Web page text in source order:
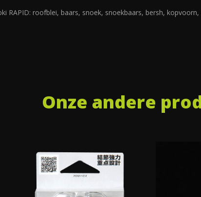
RAPID: roofblei, baars, snoek, snoekbaars, bersh,
Onze andere